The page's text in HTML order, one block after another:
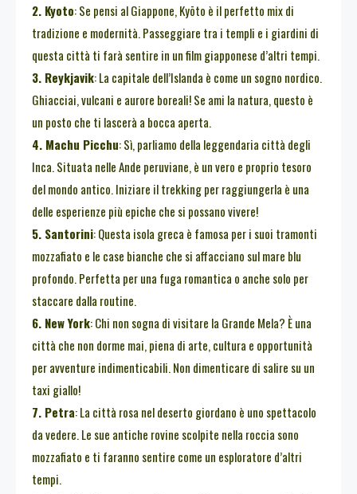
2. Kyoto: Se pensi al Giappone, Kyōto è il perfetto mix di
tradizione e modernità. Passeggiare tra i templi e i giardini di
questa città ti farà sentire in un film giapponese d’altri tempi.
3. Reykjavik: La capitale dell’Islanda è come un sogno nordico.
Ghiacciai, vulcani e aurore boreali! Se ami la natura, questo è
un posto che ti lascerà a bocca aperta.
4. Machu Picchu: Sì, parliamo della leggendaria città degli
Inca. Situata nelle Ande peruviane, è un vero e proprio tesoro
del mondo antico. Iniziare il trekking per raggiungerla è una
delle esperienze più epiche che si possano vivere!
5. Santorini: Questa isola greca è famosa per i suoi tramonti
mozzafiato e le case bianche che si affacciano sul mare blu
profondo. Perfetta per una fuga romantica o anche solo per
staccare dalla routine.
6. New York: Chi non sogna di visitare la Grande Mela? È una
città che non dorme mai, piena di arte, cultura e opportunità
per avventure indimenticabili. Non dimenticare di salire su un
taxi giallo!
7. Petra: La città rosa nel deserto giordano è uno spettacolo
da vedere. Le sue antiche rovine scolpite nella roccia sono
mozzafiato e ti faranno sentire come un esploratore d’altri
tempi.